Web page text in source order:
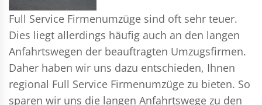
Full Service Firmenumzüge sind oft sehr teuer.
Dies liegt allerdings häufig auch an den langen
Anfahrtswegen der beauftragten Umzugsfirmen.
Daher haben wir uns dazu entschieden, Ihnen
regional Full Service Firmenumzüge zu bieten. So
sparen wir uns die langen Anfahrtswege zu den